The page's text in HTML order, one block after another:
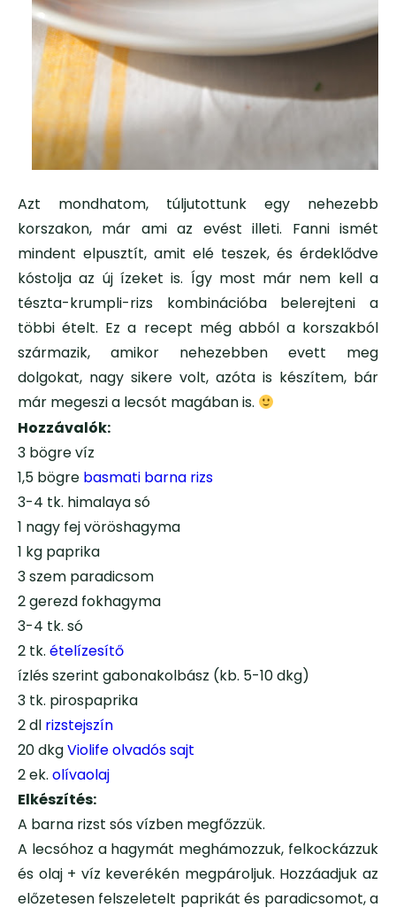
Azt mondhatom, túljutottunk egy nehezebb
korszakon, már ami az evést illeti. Fanni ismét
mindent elpusztít, amit elé teszek, és érdeklődve
kóstolja az új ízeket is. Így most már nem kell a
tészta-krumpli-rizs kombinációba belerejteni a
többi ételt. Ez a recept még abból a korszakból
származik, amikor nehezebben evett meg
dolgokat, nagy sikere volt, azóta is készítem, bár
már megeszi a lecsót magában is.
Hozzávalók:
3 bögre víz
1,5 bögre basmati barna rizs
3-4 tk. himalaya só
1 nagy fej vöröshagyma
1 kg paprika
3 szem paradicsom
2 gerezd fokhagyma
3-4 tk. só
2 tk. ételízesítő
ízlés szerint gabonakolbász (kb. 5-10 dkg)
3 tk. pirospaprika
2 dl rizstejszín
20 dkgViolife olvadós sajt
2 ek. olívaolaj
Elkészítés:
A barna rizst sós vízben megfőzzük.
A lecsóhoz a hagymát meghámozzuk, felkockázzuk
és olaj + víz keverékén megpároljuk. Hozzáadjuk az
előzetesen felszeletelt paprikát és paradicsomot, a